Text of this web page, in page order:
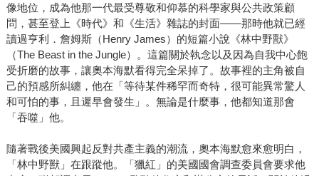
像地位，成為他那一代最受尊敬和仰慕的科學家與公共政策顧
問，甚至登上《時代》和《生活》雜誌的封面——那時他就已經
讀過亨利．詹姆斯（Henry James）的短篇小說《林中野獸》
（The Beast in the Jungle）。這篇關於執念以及因為自我中心飽
受折磨的故事，讓奧本海默看得完全呆掉了。故事裡的主角被自
己的預感所糾纏，他在「等待某件稀罕而奇特，很可能異常驚人
和可怕的事，且遲早會發生」。無論是什麼事，他都知道那會
「吞噬」他。
隨著戰後美國興起反對共產主義的潮流，奧本海默愈來愈明白，
「林中野獸」在跟蹤他。「獵紅」的美國國會調查委員會要求他